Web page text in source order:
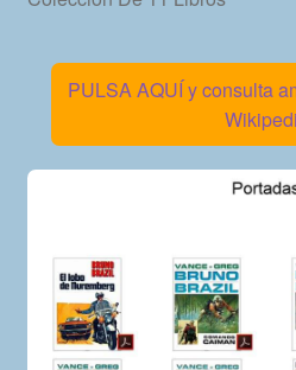
PULSA AQUÍ y consulta